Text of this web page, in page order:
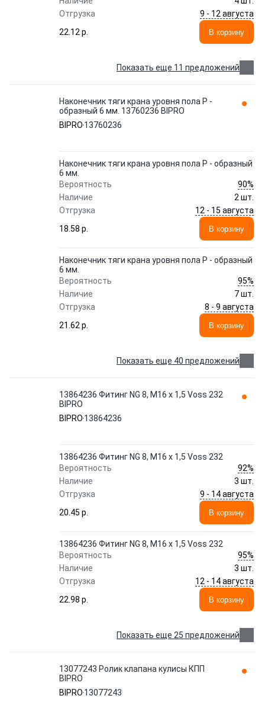
Отгрузка
9 - 12 августа
22.12 p.
В корзину
Показать еще 11 предложений
Наконечник тяги крана уровня пола Р -
образный 6 мм. 13760236 BIPRO
BIPRO 13760236
Наконечник тяги крана уровня пола Р - образный
6 мм.
Вероятность
90%
Наличие
2 шт.
Отгрузка
12 - 15 августа
18.58 p.
В корзину
Наконечник тяги крана уровня пола Р - образный
6 мм.
Вероятность
95%
Наличие
7 шт.
Отгрузка
8 - 9 августа
21.62 p.
В корзину
Показать еще 40 предложений
13864236 Фитинг NG 8, M16 x 1,5 Voss 232
BIPRO
BIPRO 13864236
13864236 Фитинг NG 8, M16 x 1,5 Voss 232
Вероятность
92%
Наличие
3 шт.
Отгрузка
9 - 14 августа
20.45 p.
В корзину
13864236 Фитинг NG 8, M16 x 1,5 Voss 232
Вероятность
95%
Наличие
3 шт.
Отгрузка
12 - 14 августа
22.98 p.
В корзину
Показать еще 25 предложений
13077243 Ролик клапана кулисы КПП
BIPRO
BIPRO 13077243